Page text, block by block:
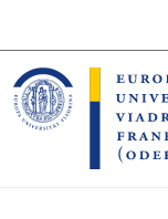
the
content
section
the
footer
section